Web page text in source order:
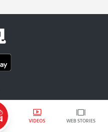
VIDEOS WEB STORIES